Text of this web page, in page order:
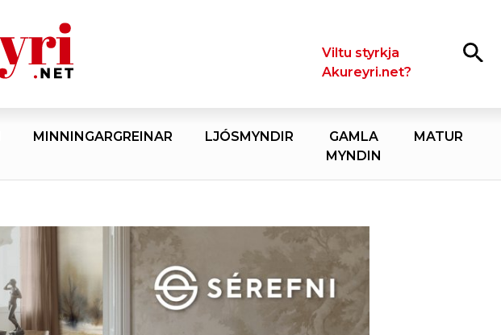
LeitaViltu styrkja
Akureyri.net?
MINNINGARGREINAR LJÓSMYNDIR
GAMLA
MYNDIN
MATUR